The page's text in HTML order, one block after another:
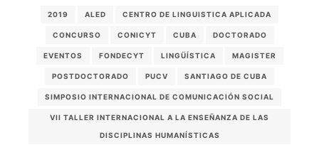
2019 ALED CENTRO DE LINGUISTICA APLICADA
CONCURSO CONICYT CUBA DOCTORADO
EVENTOS FONDECYT LINGÜÍSTICA MAGISTER
POSTDOCTORADO PUCV SANTIAGO DE CUBA
SIMPOSIO INTERNACIONAL DE COMUNICACIÓN SOCIAL
VII TALLER INTERNACIONAL A LA ENSEÑANZA DE LAS
DISCIPLINAS HUMANÍSTICAS